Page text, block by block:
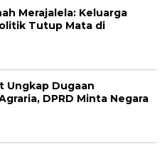
Merajalela: Keluarga
Tutup Mata di
Ungkap Dugaan
DPRD Minta Negara